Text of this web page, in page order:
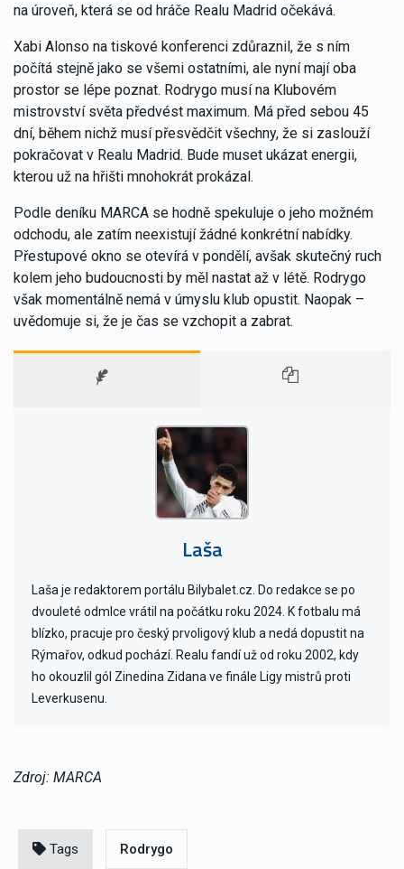
na úroveň, která se od hráče Realu Madrid očekává.
Xabi Alonso na tiskové konferenci zdůraznil, že s ním
počítá stejně jako se všemi ostatními, ale nyní mají oba
prostor se lépe poznat. Rodrygo musí na Klubovém
mistrovství světa předvést maximum. Má před sebou 45
dní, během nichž musí přesvědčit všechny, že si zaslouží
pokračovat v Realu Madrid. Bude muset ukázat energii,
kterou už na hřišti mnohokrát prokázal.
Podle deníku MARCA se hodně spekuluje o jeho možném
odchodu, ale zatím neexistují žádné konkrétní nabídky.
Přestupové okno se otevírá v pondělí, avšak skutečný ruch
kolem jeho budoucnosti by měl nastat až v létě. Rodrygo
však momentálně nemá v úmyslu klub opustit. Naopak –
uvědomuje si, že je čas se vzchopit a zabrat.
Laša
Laša je redaktorem portálu Bilybalet.cz. Do redakce se po
dvouleté odmlce vrátil na počátku roku 2024. K fotbalu má
blízko, pracuje pro český prvoligový klub a nedá dopustit na
Rýmařov, odkud pochází. Realu fandí už od roku 2002, kdy
ho okouzlil gól Zinedina Zidana ve finále Ligy mistrů proti
Leverkusenu.
Zdroj: MARCA
Tags Rodrygo